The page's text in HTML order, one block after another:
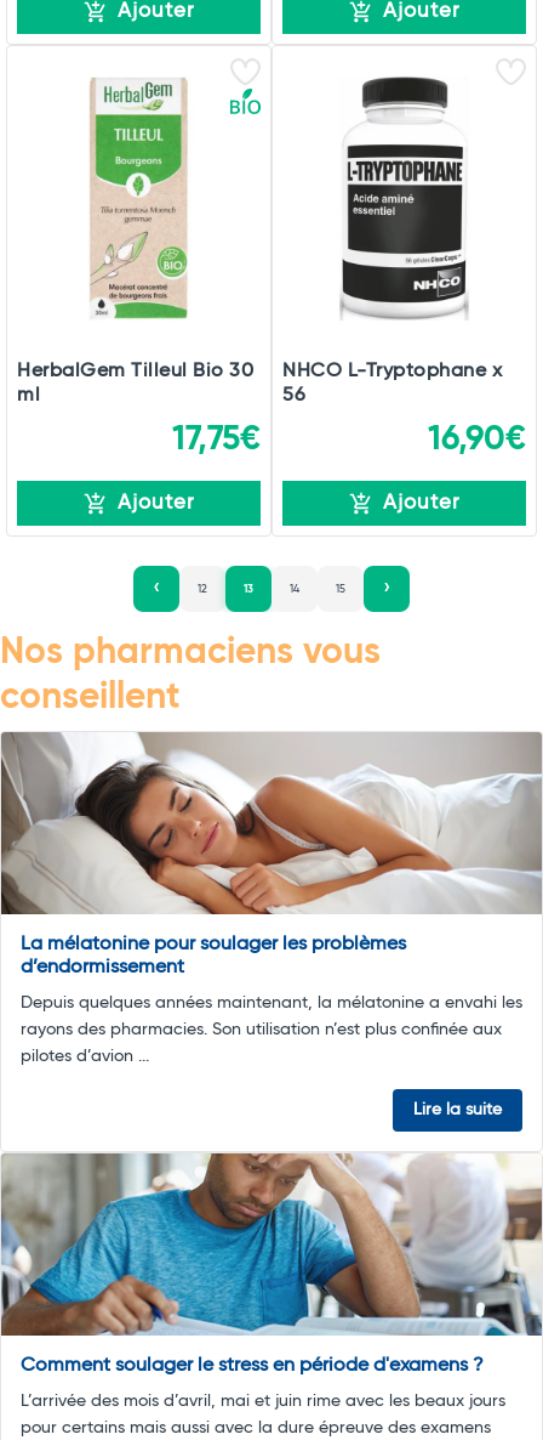
Ajouter Ajouter
HerbalGem Tilleul Bio 30
ml
17,75€
Ajouter
NHCO L-Tryptophane x
56
16,90€
Ajouter
12 13 14 15
Nos pharmaciens vous
conseillent
La mélatonine pour soulager les problèmes
d’endormissement
Depuis quelques années maintenant, la mélatonine a envahi les
rayons des pharmacies. Son utilisation n’est plus confinée aux
pilotes d’avion ...
Lire la suite
Comment soulager le stress en période d'examens ?
L’arrivée des mois d’avril, mai et juin rime avec les beaux jours
pour certains mais aussi avec la dure épreuve des examens